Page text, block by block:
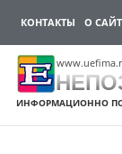
КОНТАКТЫ О
ИНФОРМАЦИОННО